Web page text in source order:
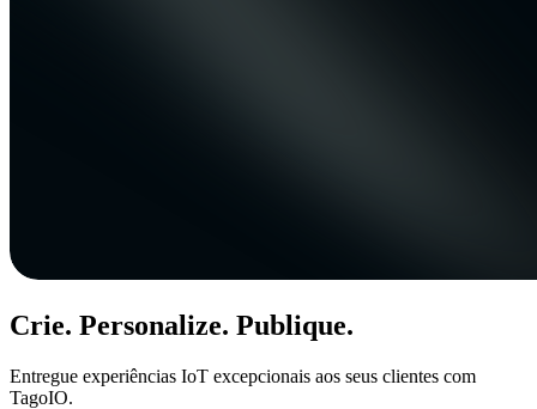
Crie. Personalize. Publique.
Entregue experiências IoT excepcionais aos seus clientes com
TagoIO.